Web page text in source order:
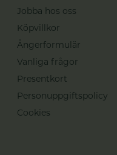
Jobba hos oss
Köpvillkor
Ångerformulär
Vanliga frågor
Presentkort
Personuppgiftspolicy
Cookies